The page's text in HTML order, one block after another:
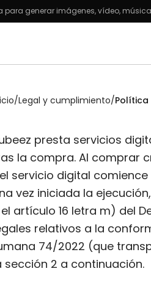
para generar imágenes, vídeo,
/Legal y cumplimiento/Política
presta servicios
la compra. Al comprar
servicio digital
vez iniciada la
artículo 16 letra m) del
relativos a la
74/2022 (que
sección 2 a continuación.